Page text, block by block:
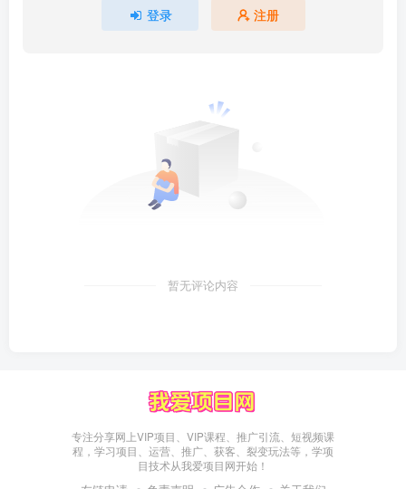
登录 注册
暂无评论内容
专注分享网上VIP项目、VIP课程、推广引流、短视频课
程，学习项目、运营、推广、获客、裂变玩法等，学项
目技术从我爱项目网开始！